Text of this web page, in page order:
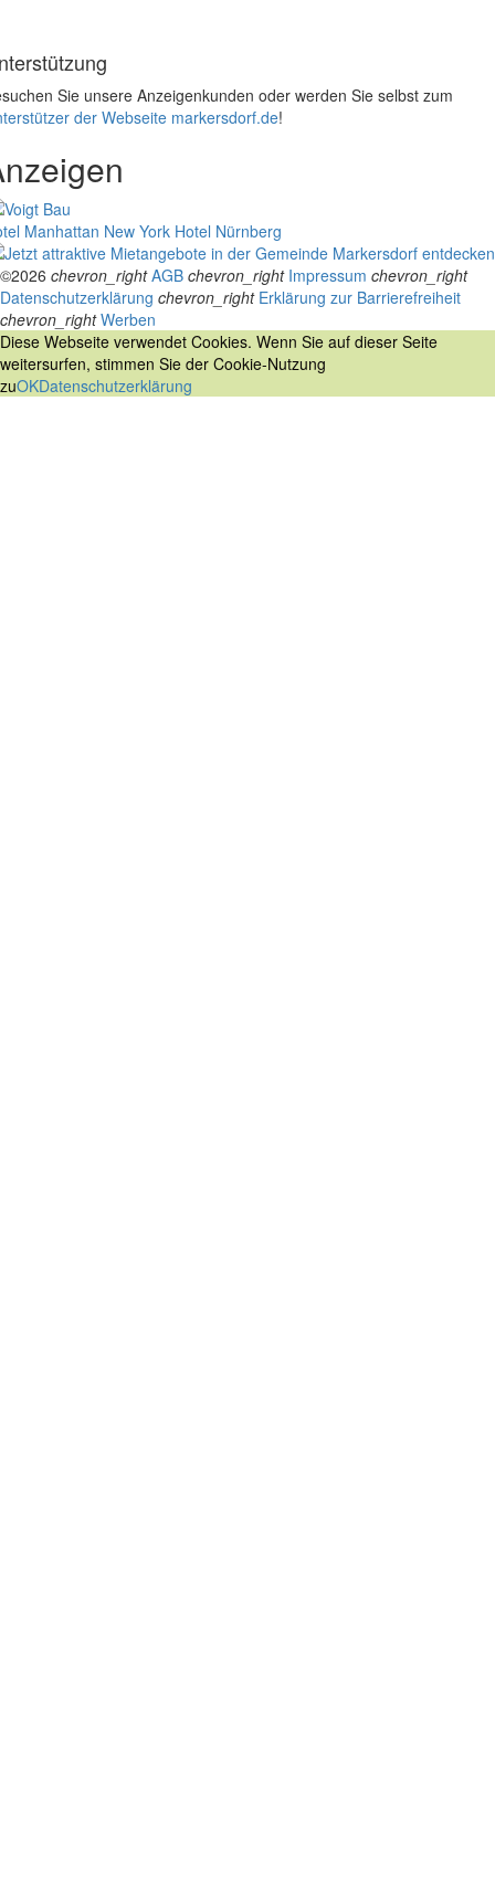
Sie unsere Anzeigenkunden oder werden Sie selbst zum
der Webseite markersdorf.de!
Manhattan New York Hotel Nürnberg
©2026 chevron_right AGB chevron_right Impressum chevron_right
Datenschutzerklärung chevron_right Erklärung zur Barrierefreiheit
chevron_right Werben
Diese Webseite verwendet Cookies. Wenn Sie auf dieser Seite
weitersurfen, stimmen Sie der Cookie-Nutzung
zuOKDatenschutzerklärung